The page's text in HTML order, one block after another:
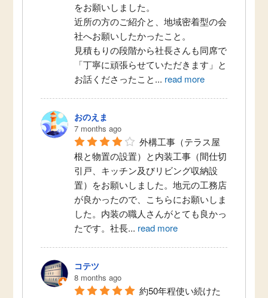
をお願いしました。
近所の方のご紹介と、地域密着型の会
社へお願いしたかったこと。
見積もりの段階から社長さんも同席で
「丁寧に頑張らせていただきます」と
お話くださったこと... read more
おのえま
7 months ago
外構工事（テラス屋
根と物置の設置）と内装工事（間仕切
引戸、キッチン及びリビング収納設
置）をお願いしました。地元の工務店
が良かったので、こちらにお願いしま
した。内装の職人さんがとても良かっ
たです。社長... read more
コテツ
8 months ago
約50年程使い続けた